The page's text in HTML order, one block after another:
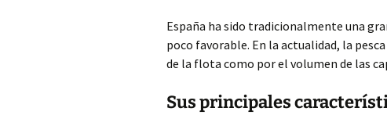
España ha sido tradicionalmente una
poco favorable. En la actualidad, la
de la flota como por el volumen de las
Sus principales